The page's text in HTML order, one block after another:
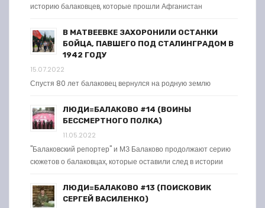
историю балаковцев, которые прошли Афганистан
В МАТВЕЕВКЕ ЗАХОРОНИЛИ ОСТАНКИ
БОЙЦА, ПАВШЕГО ПОД СТАЛИНГРАДОМ В
1942 ГОДУ
15.07.2022
Спустя 80 лет балаковец вернулся на родную землю
ЛЮДИ=БАЛАКОВО #14 (ВОИНЫ
БЕССМЕРТНОГО ПОЛКА)
11.05.2022
"Балаковский репортер" и МЗ Балаково продолжают серию
сюжетов о балаковцах, которые оставили след в истории
ЛЮДИ=БАЛАКОВО #13 (ПОИСКОВИК
СЕРГЕЙ ВАСИЛЕНКО)